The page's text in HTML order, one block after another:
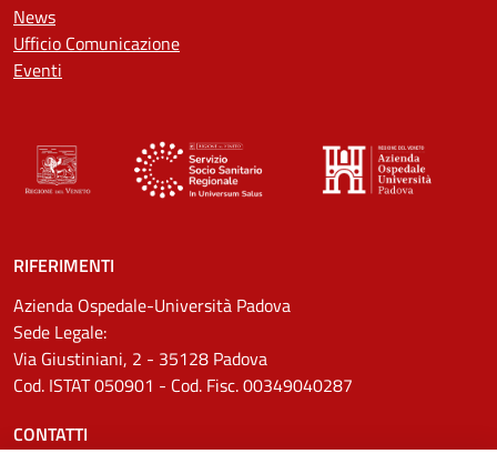
News
Ufficio Comunicazione
Eventi
RIFERIMENTI
Azienda Ospedale-Università Padova
Sede Legale:
Via Giustiniani, 2 - 35128 Padova
Cod. ISTAT 050901 - Cod. Fisc. 00349040287
CONTATTI